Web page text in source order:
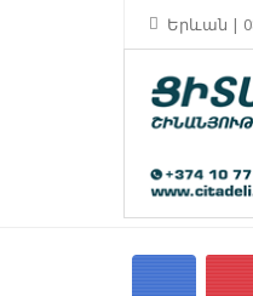
Երևան |